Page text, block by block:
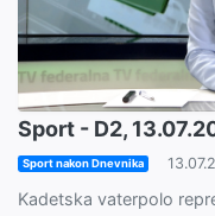
Sport - D2,
Sport nakon Dnevnika
Kadetska vaterpolo